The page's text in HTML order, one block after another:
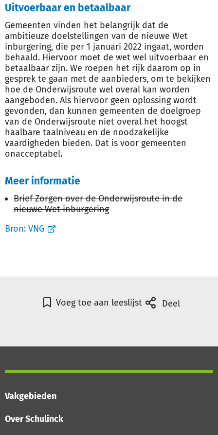
Uitvoerbaar en betaalbaar
Gemeenten vinden het belangrijk dat de
ambitieuze doelstellingen van de nieuwe Wet
inburgering, die per 1 januari 2022 ingaat, worden
behaald. Hiervoor moet de wet wel uitvoerbaar en
betaalbaar zijn. We roepen het rijk daarom op in
gesprek te gaan met de aanbieders, om te bekijken
hoe de Onderwijsroute wel overal kan worden
aangeboden. Als hiervoor geen oplossing wordt
gevonden, dan kunnen gemeenten de doelgroep
van de Onderwijsroute niet overal het hoogst
haalbare taalniveau en de noodzakelijke
vaardigheden bieden. Dat is voor gemeenten
onacceptabel.
Meer informatie
Brief Zorgen over de Onderwijsroute in de
nieuwe Wet inburgering
Bron: VNG
Voeg toe aan leeslijst Deel
Vakgebieden
Over Schulinck